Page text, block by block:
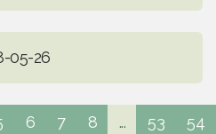
05-26
6 7 8 ... 53 54